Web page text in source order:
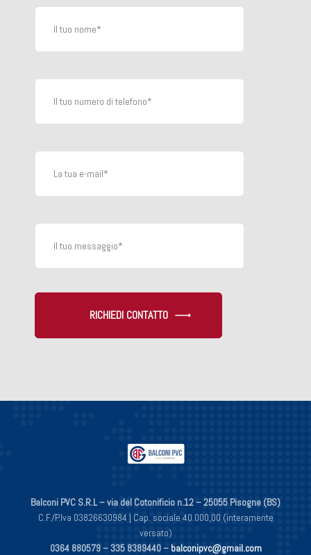
RICHIEDI CONTATTO
Balconi PVC S.R.L – via del Cotonificio n.12 – 25055 Pisogne (BS)
C.F./P.Iva 03826630984 | Cap. sociale 40.000,00 (interamente
versato)
0364 880579 –335 8389440 – balconipvc@gmail.com